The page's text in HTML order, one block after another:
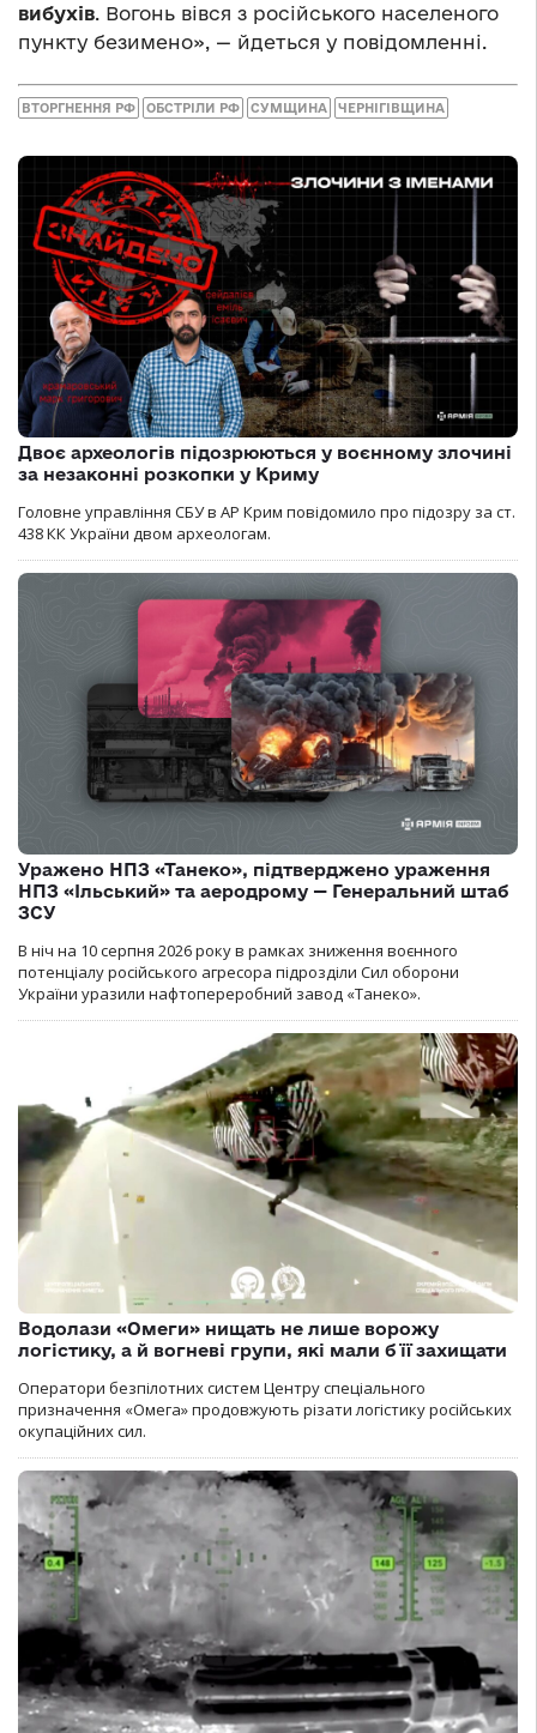
вибухів. Вогонь вівся з російського населеного
пункту безимено», — йдеться у повідомленні.
ВТОРГНЕННЯ РФ ОБСТРІЛИ РФ СУМЩИНА ЧЕРНІГІВЩИНА
Двоє археологів підозрюються у воєнному злочині
за незаконні розкопки у Криму
Головне управління СБУ в АР Крим повідомило про підозру за ст.
438 КК України двом археологам.
Уражено НПЗ «Танеко», підтверджено ураження
НПЗ «Ільський» та аеродрому — Генеральний штаб
ЗСУ
В ніч на 10 серпня 2026 року в рамках зниження воєнного
потенціалу російського агресора підрозділи Сил оборони
України уразили нафтопереробний завод «Танеко».
Водолази «Омеги» нищать не лише ворожу
логістику, а й вогневі групи, які мали б її захищати
Оператори безпілотних систем Центру спеціального
призначення «Омега» продовжують різати логістику російських
окупаційних сил.